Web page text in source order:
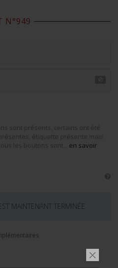
N°949
sont présents, certains ont été
étiquette présente mais
les boutons sont... en savoir
MAINTENANT TERMINÉE